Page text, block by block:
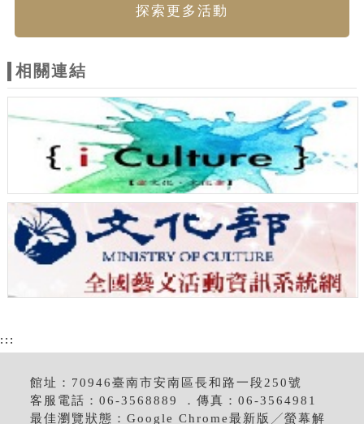
探索更多活動
相關連結
:::
館址：70946臺南市安南區長和路一段250號
客服電話：06-3568889 ．傳真：06-3564981
最佳瀏覽狀態：Google Chrome最新版╱螢幕解